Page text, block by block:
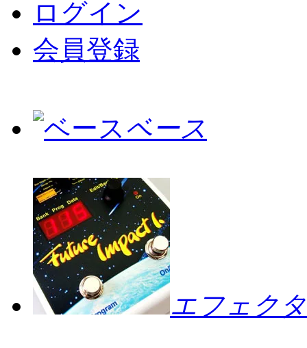
ログイン
会員登録
ベース
エフェク